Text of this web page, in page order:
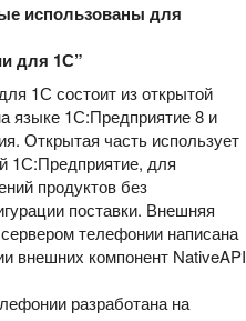
использованы для
для 1С”
1С состоит из открытой
языке 1С:Предприятие 8 и
Открытая часть использует
1С:Предприятие, для
продуктов без
поставки. Внешняя
телефонии написана
внешних компонент
разработана на